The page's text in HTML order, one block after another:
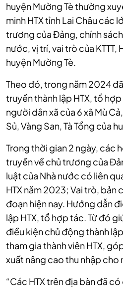
huyện Mường Tè thường
minh HTX tỉnh Lai Châu các
trương của Đảng, chính
nước, vị trí, vai trò của KTTT,
huyện Mường Tè.
Theo đó, trong năm 2024
truyền thành lập HTX, tổ
người dân xã của 6 xã Mù
Sủ, Vàng San, Tà Tổng của
Trong thời gian 2 ngày, các
truyền về chủ trương của
luật của Nhà nước có liên
HTX năm 2023; Vai trò, bản
đoạn hiện nay. Hướng dẫn
lập HTX,tổ hợp tác. Từ đó
điều kiện chủ động thành lập
tham gia thành viên HTX,
xuất nâng cao thu nhập cho
“Các HTX trên địa bàn đã